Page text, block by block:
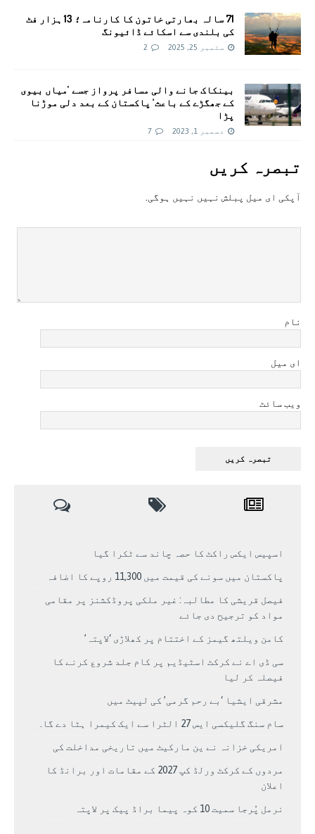
71 سالہ بھارتی خاتون کا کارنامہ؛ 13 ہزار فٹ
کی بلندی سے اسکائے ڈائیونگ
ستمبر 25, 2025 2
بینکاک جانے والی مسافر پرواز جسے ’میاں بیوی
کے جھگڑے کے باعث‘ پاکستان کے بعد دلی موڑنا
پڑا
دسمبر 1, 2023 7
تبصرہ کريں
آپکی ای ميل پبلش نہيں نہيں ہوگی.
نام
ای میل
ویب سائٹ
اسپیس ایکس راکٹ کا حصہ چاند سے ٹکرا گیا
پاکستان میں سونے کی قیمت میں 11,300 روپے کا اضافہ
فیصل قریشی کا مطالبہ: غیر ملکی پروڈکشنز پر مقامی
مواد کو ترجیح دی جائے
کامن ویلتھ گیمز کے اختتام پر کھلاڑی ‘لاپتہ’
سی ڈی اے نے کرکٹ اسٹیڈیم پر کام جلد شروع کرنے کا
فیصلہ کر لیا
مشرقی ایشیا ‘بے رحم گرمی’ کی لپیٹ میں
سام سنگ گلیکسی ایس 27 الٹرا سے ایک کیمرا ہٹا دے گا.
امریکی خزانہ نے ین مارکیٹ میں تاریخی مداخلت کی
مردوں کے کرکٹ ورلڈ کپ 2027 کے مقامات اور برانڈ کا
اعلان
نرمل پُرجا سمیت 10 کوہ پیما براڈ پیک پر لاپتہ